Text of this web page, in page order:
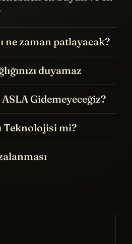
ne zaman patlayacak?
duyamaz
Gidemeyeceğiz?
Teknolojisi mi?